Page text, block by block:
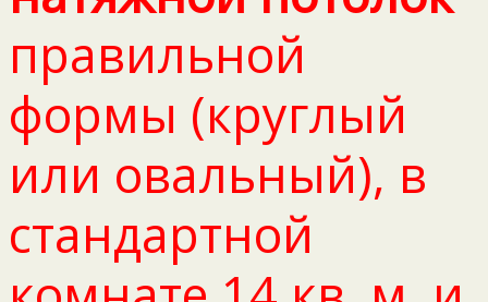
правильной
формы (круглый
или овальный), в
стандартной